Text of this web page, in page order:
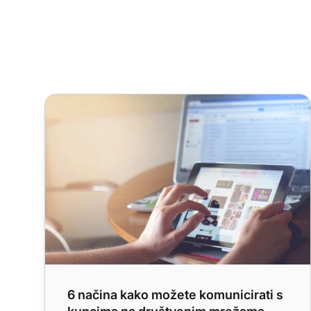
6 načina kako možete komunicirati s kupcima na
6 načina kako možete komunicirati s